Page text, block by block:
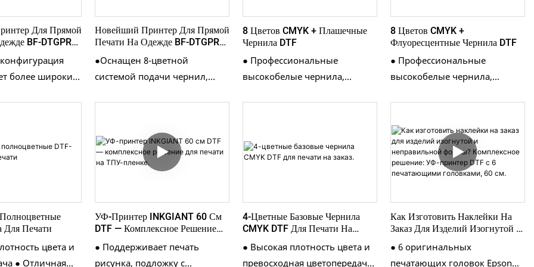
Для Прямой
BF-DTGPRO-
До Готового
Процесс
более широкий
печатающие
I3200 для
THK для
точной работы.
конфигурации
Новейший Принтер Для Прямой
Печати На Одежде BF-DTGPRO-
II8 | Демонстрация
Двухстанционной Печати
●Оснащен 8-цветной
системой подачи чернил,
более надежную белую
подложку для одежды.
●Качество печати – гладкая
ощущений + экологически
чистые чернила на водной
управления – встроенная
8 Цветов CMYK + Плашечные
Чернила DTF
● Профессиональные
высокобелые чернила,
тканевого фона ●
Эксклюзивная формула лака
царапин ●
Оптимизированное
соответствие темным цветам,
яркие и насыщенные рисунки
8 Цветов CMYK +
Флуоресцентные Чернила DTF
● Профессиональные
высокобелые чернила,
перекрытие темного
тканевого фона ●
Эксклюзивная формула лака
повышает блеск рисунка,
царапин ●
Оптимизированное
соответствие темным цветам,
яркие и насыщенные рисунки
Для Печати
цвета и
● Отличная
УФ-Принтер INKGIANT 60 См
DTF — Комплексное Решение
Для Печати На ТПУ-Пленке.
● Поддерживает печать
рисунка, подложку с
4-Цветные Базовые Чернила
CMYK DTF Для Печати На
Заказ.
● Высокая плотность цвета и
превосходная цветопередача
Как Изготовить Наклейки На
Заказ Для Изделий Изогнутой И
Неправильной Формы?
Комплексное Решение: УФ-
● 6 оригинальных
печатающих головок Epson